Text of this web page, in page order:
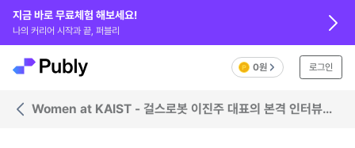
지금 바로 무료체험 해보세요!
나의 커리어 시작과 끝, 퍼블리
0원 로그인
Women at KAIST - 걸스로봇 이진주 대표의 본격 인터뷰